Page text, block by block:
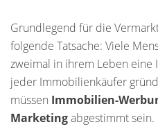
Grundlegend für die
folgende Tatsache: Viele
zweimal in ihrem Leben eine
jeder Immobilienkäufer
müssen Immobilien-
Marketingabgestimmt